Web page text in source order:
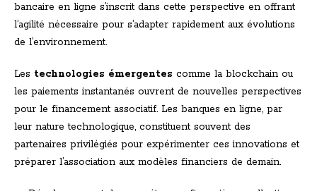
bancaire en ligne s’inscrit dans cette perspective en offrant
l’agilité nécessaire pour s’adapter rapidement aux évolutions
de l’environnement.
Les technologies émergentes comme la blockchain ou
les paiements instantanés ouvrent de nouvelles perspectives
pour le financement associatif. Les banques en ligne, par
leur nature technologique, constituent souvent des
partenaires privilégiés pour expérimenter ces innovations et
préparer l’association aux modèles financiers de demain.